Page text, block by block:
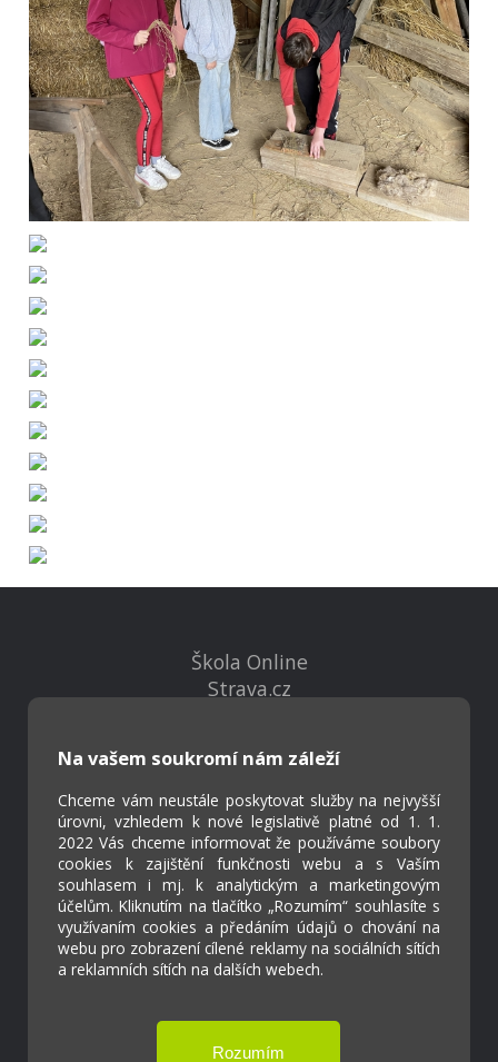
Na vašem soukromí nám záleží
Chceme vám neustále poskytovat služby na nejvyšší
úrovni, vzhledem k nové legislativě platné od 1. 1.
2022 Vás chceme informovat že používáme soubory
cookies k zajištění funkčnosti webu a s Vaším
souhlasem i mj. k analytickým a marketingovým
účelům. Kliknutím na tlačítko „Rozumím“ souhlasíte s
využívaním cookies a předáním údajů o chování na
webu pro zobrazení cílené reklamy na sociálních sítích
a reklamních sítích na dalších webech.
Škola Online
Strava.cz
Kontakty
Virtuální prohlídka
Cookies
Přístupnost
Přihlášení